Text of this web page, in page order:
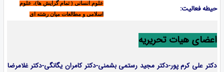
حیطه فعالیت:
علوم انسانی ( تمام گرایش ها)، علوم
اسلامی و مطالعات میان رشته ای
اعضای هیات تحریریه
دکتر علی کرم پور-دکتر مجید رستمی بشمنی-دکتر کامران یگانگی-دکتر غلامرضا